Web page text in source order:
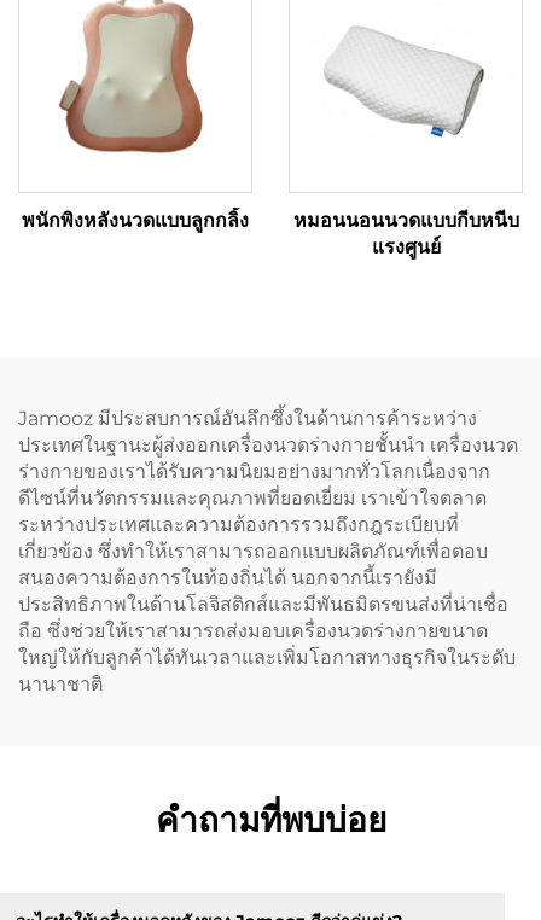
พนักพิงหลังนวดแบบลูกกลิ้ง
หมอนนอนนวดแบบกีบหนีบ
แรงศูนย์
Jamooz มีประสบการณ์อันลึกซึ้งในด้านการค้าระหว่าง
ประเทศในฐานะผู้ส่งออกเครื่องนวดร่างกายชั้นนำ เครื่องนวด
ร่างกายของเราได้รับความนิยมอย่างมากทั่วโลกเนื่องจาก
ดีไซน์ที่นวัตกรรมและคุณภาพที่ยอดเยี่ยม เราเข้าใจตลาด
ระหว่างประเทศและความต้องการรวมถึงกฎระเบียบที่
เกี่ยวข้อง ซึ่งทำให้เราสามารถออกแบบผลิตภัณฑ์เพื่อตอบ
สนองความต้องการในท้องถิ่นได้ นอกจากนี้เรายังมี
ประสิทธิภาพในด้านโลจิสติกส์และมีพันธมิตรขนส่งที่น่าเชื่อ
ถือ ซึ่งช่วยให้เราสามารถส่งมอบเครื่องนวดร่างกายขนาด
ใหญ่ให้กับลูกค้าได้ทันเวลาและเพิ่มโอกาสทางธุรกิจในระดับ
นานาชาติ
คำถามที่พบบ่อย